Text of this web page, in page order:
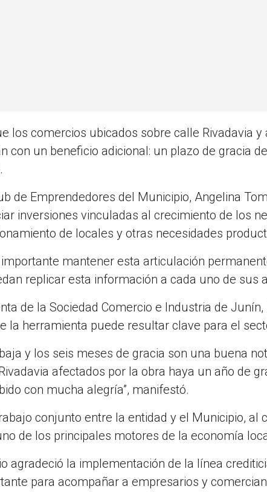
los comercios ubicados sobre calle Rivadavia
con un beneficio adicional: un plazo de gracia
de Emprendedores del Municipio, Angelina
inversiones vinculadas al crecimiento de los
de locales y otras necesidades
mantener esta articulación
replicar esta información a cada uno de sus
de la Sociedad Comercio e Industria de
la herramienta puede resultar clave para el
y los seis meses de gracia son una buena
afectados por la obra haya un año de
con mucha alegría”, manifestó.
conjunto entre la entidad y el Municipio, al
de los principales motores de la economía
agradeció la implementación de la línea
para acompañar a empresarios y